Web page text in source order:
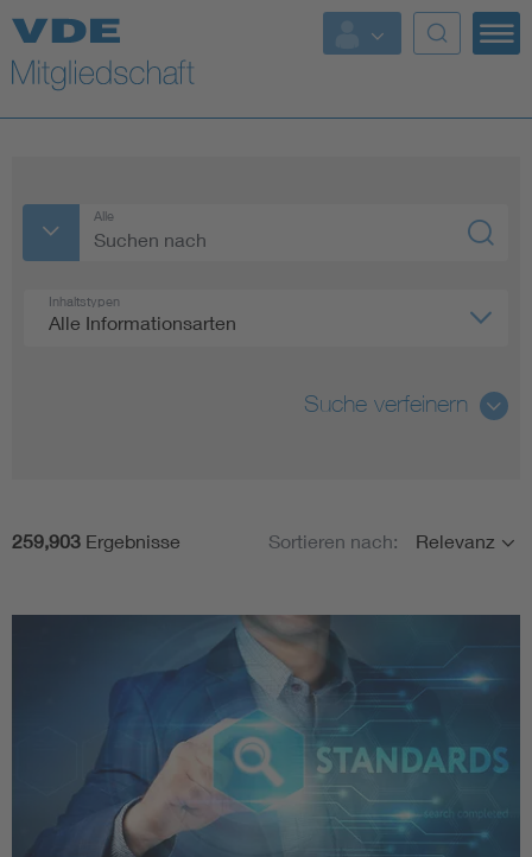
Top Themen
Fokusthemen
AI & Digital Trust
Health
Energy storage
Functional safety
Alle
Inhaltstypen
Alle Informationsarten
Suche verfeinern
Keine Filter ausgewählt
259,903 Ergebnisse Sortieren nach: Relevanz